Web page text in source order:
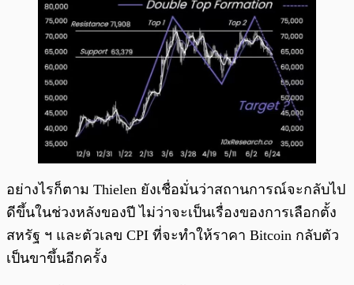
อย่างไรก็ตาม Thielen ยังเชื่อมั่นว่าสถานการณ์จะกลับไป
ดีขึ้นในช่วงหลังของปี ไม่ว่าจะเป็นเรื่องของการเลือกตั้ง
สหรัฐ ฯ และตัวเลข CPI ที่จะทำให้ราคา Bitcoin กลับตัว
เป็นขาขึ้นอีกครั้ง